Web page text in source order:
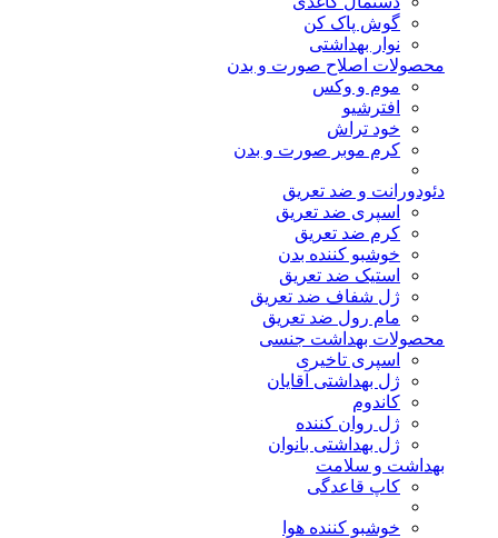
گوش پاک کن
نوار بهداشتی
محصولات اصلاح صورت و بدن
موم و وکس
افترشیو
خود تراش
کرم موبر صورت و بدن
دئودورانت و ضد تعریق
اسپری ضد تعریق
کرم ضد تعریق
خوشبو کننده بدن
استیک ضد تعریق
ژل شفاف ضد تعریق
مام رول ضد تعریق
محصولات بهداشت جنسی
اسپری تاخیری
ژل بهداشتی آقایان
کاندوم
ژل روان کننده
ژل بهداشتی بانوان
بهداشت و سلامت
کاپ قاعدگی
خوشبو کننده هوا